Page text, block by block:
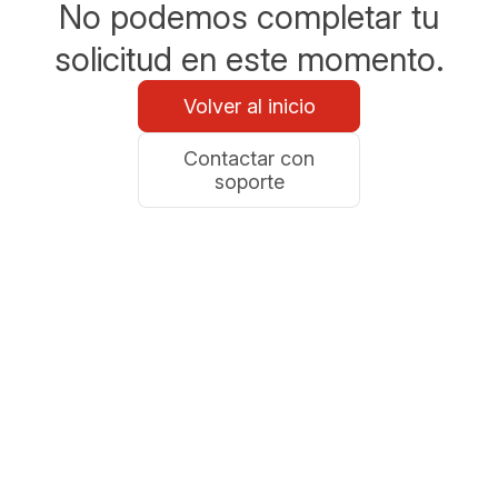
No podemos completar tu
solicitud en este momento.
Volver al inicio
Contactar con
soporte